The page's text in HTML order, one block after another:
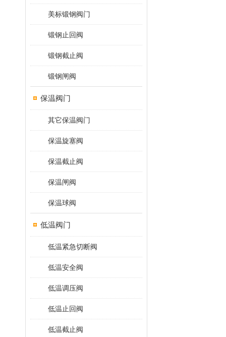
美标锻钢阀门
锻钢止回阀
锻钢截止阀
锻钢闸阀
保温阀门
其它保温阀门
保温旋塞阀
保温截止阀
保温闸阀
保温球阀
低温阀门
低温紧急切断阀
低温安全阀
低温调压阀
低温止回阀
低温截止阀